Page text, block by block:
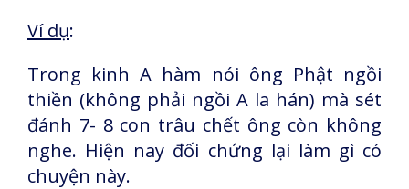
Ví dụ:
Trong kinh A hàm nói ông Phật ngồi
thiền (không phải ngồi A la hán) mà sét
đánh 7- 8 con trâu chết ông còn không
nghe. Hiện nay đối chứng lại làm gì có
chuyện này.